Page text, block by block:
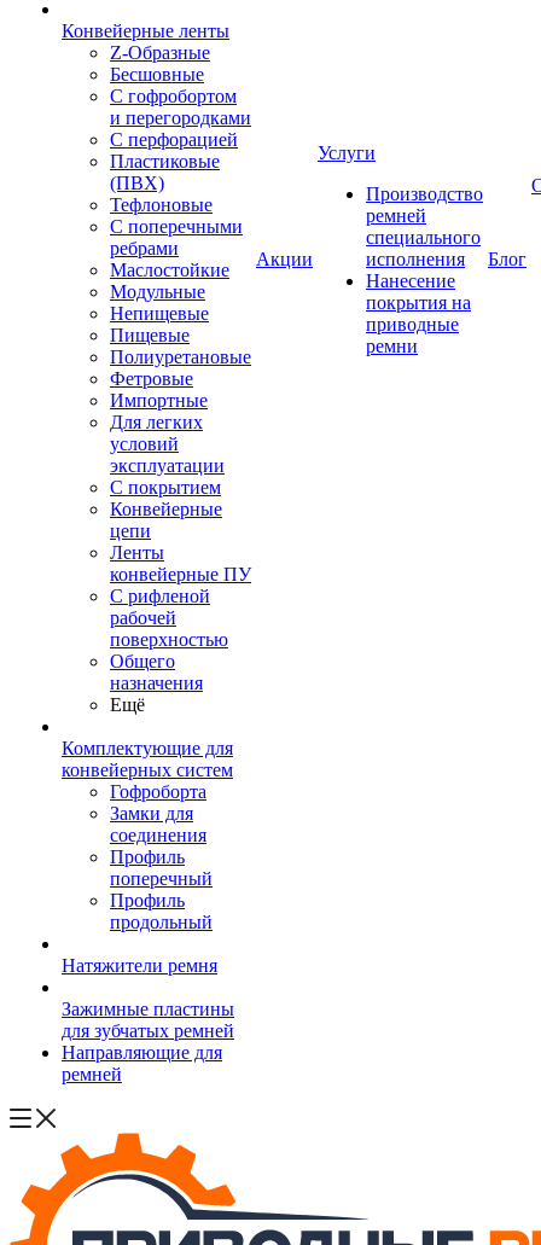
Конвейерные ленты
Z-Образные
Бесшовные
С гофробортом
и перегородками
С перфорацией
Пластиковые
(ПВХ)
Тефлоновые
С поперечными
ребрами
Маслостойкие
Модульные
Непищевые
Пищевые
Полиуретановые
Фетровые
Импортные
Для легких
условий
эксплуатации
С покрытием
Конвейерные
цепи
Ленты
конвейерные ПУ
С рифленой
рабочей
поверхностью
Общего
назначения
Ещё
Комплектующие для
конвейерных систем
Гофроборта
Замки для
соединения
Профиль
поперечный
Профиль
продольный
Натяжители ремня
Зажимные пластины
для зубчатых ремней
Направляющие для
ремней
Акции
Услуги
Производство
ремней
специального
исполнения
Нанесение
покрытия на
приводные
ремни
Блог